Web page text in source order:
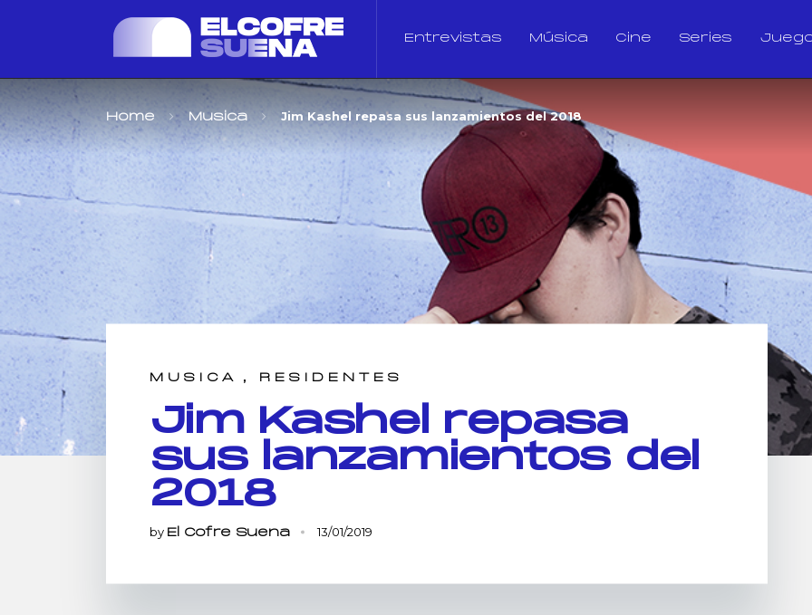
Entrevistas Música Cine Series
Home Musica Jim Kashel repasa sus lanzamientos del 2018
MUSICA , RESIDENTES
Jim Kashel repasa
sus lanzamientos del
2018
by El Cofre Suena 13/01/2019